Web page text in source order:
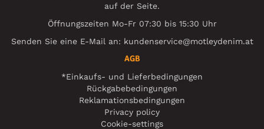
auf der Seite.
Öffnungszeiten Mo-Fr 07:30 bis 15:30 Uhr
Senden Sie eine E-Mail an: kundenservice@motleydenim.at
AGB
*Einkaufs- und Lieferbedingungen
Rückgabebedingungen
Reklamationsbedingungen
Privacy policy
Cookie-settings